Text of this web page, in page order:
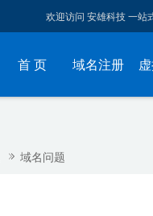
欢迎访问 安雄科技 一站
首 页 域名注册
域名问题